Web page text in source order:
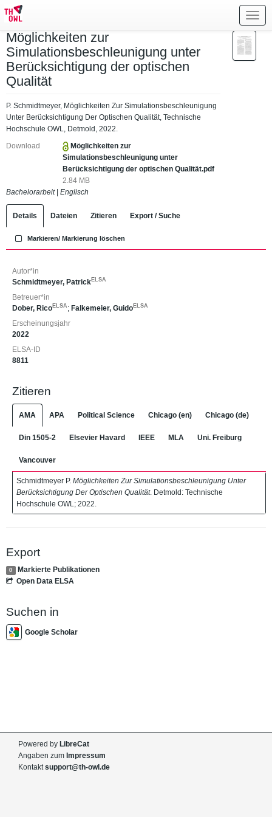
Möglichkeiten zur
Simulationsbeschleunigung unter
Berücksichtigung der optischen
Qualität
P. Schmidtmeyer, Möglichkeiten Zur Simulationsbeschleunigung
Unter Berücksichtigung Der Optischen Qualität, Technische
Hochschule OWL, Detmold, 2022.
Download
Möglichkeiten zur
Simulationsbeschleunigung unter
Berücksichtigung der optischen Qualität.pdf
2.84 MB
Bachelorarbeit| Englisch
Details Dateien Zitieren Export / Suche
Markieren/ Markierung löschen
Autor*in
Schmidtmeyer, Patrick ELSA
Betreuer*in
Dober, Rico ELSA ; Falkemeier, Guido ELSA
Erscheinungsjahr
2022
ELSA-ID
8811
Zitieren
AMA APA Political Science Chicago (en) Chicago (de)
Din 1505-2 Elsevier Havard IEEE MLA Uni. Freiburg
Vancouver
Schmidtmeyer P. Möglichkeiten Zur Simulationsbeschleunigung Unter
Berücksichtigung Der Optischen Qualität. Detmold: Technische
Hochschule OWL; 2022.
Export
0
Markierte Publikationen
Open Data ELSA
Suchen in
Google Scholar
Powered by LibreCat
Angaben zum Impressum
Kontaktsupport@th-owl.de